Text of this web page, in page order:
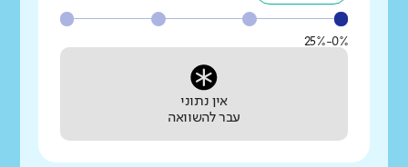
0%-25%
אין נתוני
עבר להשוואה